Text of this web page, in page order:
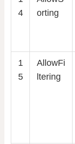
4
orting
1
5
AllowFi
ltering